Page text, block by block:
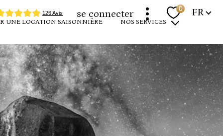
se connecter 0 Langue
FR
UNE LOCATION SAISONNIÈRE NOS SERVICES
programmes neufs
louer votre bien
devenir propriétaire
expertise immobilière